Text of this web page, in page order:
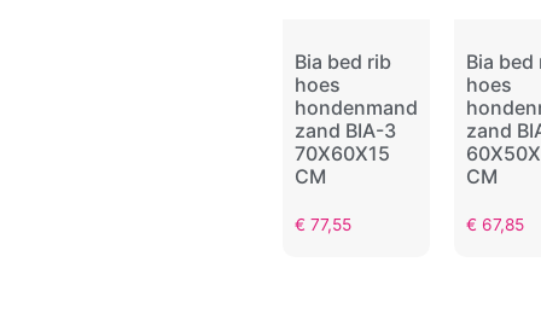
Bia bed rib
hoes
hondenmand
zand BIA-3
70X60X15
CM
€ 77,55
Bia bed
hoes
zand
CM
€ 67,85